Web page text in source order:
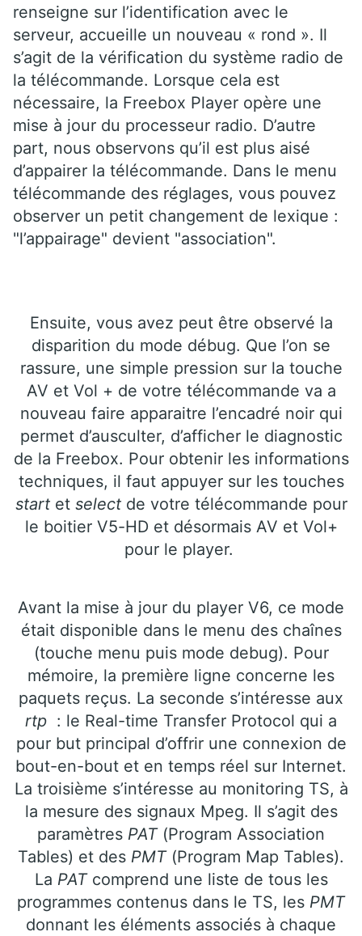
renseigne sur l’identification avec le
serveur, accueille un nouveau « rond ». Il
s’agit de la vérification du système radio de
la télécommande. Lorsque cela est
nécessaire, la Freebox Player opère une
mise à jour du processeur radio. D’autre
part, nous observons qu’il est plus aisé
d’appairer la télécommande. Dans le menu
télécommande des réglages, vous pouvez
observer un petit changement de lexique :
"l’appairage" devient "association".
Ensuite, vous avez peut être observé la
disparition du mode débug. Que l’on se
rassure, une simple pression sur la touche
AV et Vol + de votre télécommande va a
nouveau faire apparaitre l’encadré noir qui
permet d’ausculter, d’afficher le diagnostic
de la Freebox. Pour obtenir les informations
techniques, il faut appuyer sur les touches
start et select de votre télécommande pour
le boitier V5-HD et désormais AV et Vol+
pour le player.
Avant la mise à jour du player V6, ce mode
était disponible dans le menu des chaînes
(touche menu puis mode debug). Pour
mémoire, la première ligne concerne les
paquets reçus. La seconde s’intéresse aux
rtp : le Real-time Transfer Protocol qui a
pour but principal d’offrir une connexion de
bout-en-bout et en temps réel sur Internet.
La troisième s’intéresse au monitoring TS, à
la mesure des signaux Mpeg. Il s’agit des
paramètres PAT (Program Association
Tables) et des PMT (Program Map Tables).
La PAT comprend une liste de tous les
programmes contenus dans le TS, les PMT
donnant les éléments associés à chaque